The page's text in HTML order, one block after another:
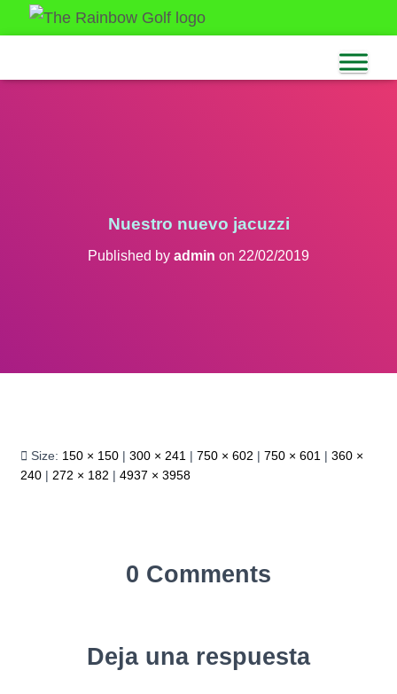
Nuestro nuevo jacuzzi
Published by admin on 22/02/2019
Size: 150 × 150 | 300 × 241 | 750 × 602 | 750 × 601 | 360 ×
240 | 272 × 182 | 4937 × 3958
0 Comments
Deja una respuesta